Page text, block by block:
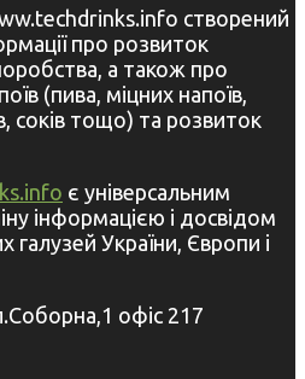
створений
про розвиток
а також про
(пива, міцних напоїв,
соків тощо) та розвиток
є універсальним
інформацією і досвідом
галузей України, Європи і
офіс 217